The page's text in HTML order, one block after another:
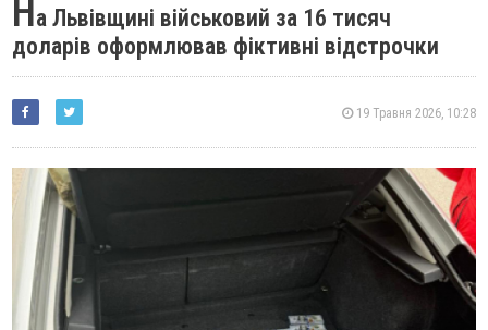
На Львівщині військовий за 16 тисяч
доларів оформлював фіктивні відстрочки
19 Травня 2026, 10:28